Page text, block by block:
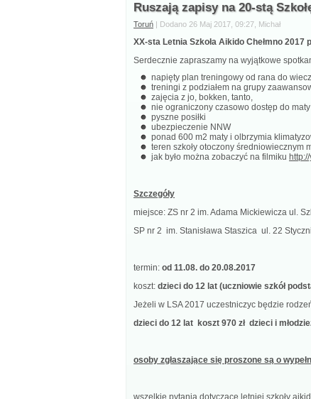
Ruszają zapisy na 20-stą
Toruń | Dodano 26 Maj 2017, 09:27, Michał
XX-sta Letnia Szkoła Aikido Chełmno
Serdecznie zapraszamy na wyjątkowe
napięty plan treningowy od rana do
treningi z podziałem na grupy
zajęcia z jo, bokken, tanto,
nie ograniczony czasowo dostęp do
pyszne posiłki
ubezpieczenie NNW
ponad 600 m2 maty i olbrzymia
teren szkoły otoczony
jak było można zobaczyć na filmiku
Szczegóły
miejsce: ZS nr 2 im. Adama Mickiewicza ul.
SP nr 2 im. Stanisława Staszica ul. 22
termin: od 11.08. do 20.08.2017
koszt: dzieci do 12 lat (uczniowie szkół
Jeżeli w LSA 2017 uczestniczyc będzie
dzieci do 12 lat koszt 970 zł dzieci i
osoby zgłaszające się proszone są o
wszelkie pytania dotyczące letniej szkoły